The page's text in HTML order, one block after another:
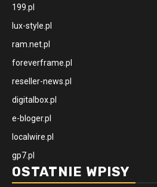
199.pl
lux-style.pl
ram.net.pl
foreverframe.pl
reseller-news.pl
digitalbox.pl
e-bloger.pl
localwire.pl
gp7.pl
OSTATNIE WPISY